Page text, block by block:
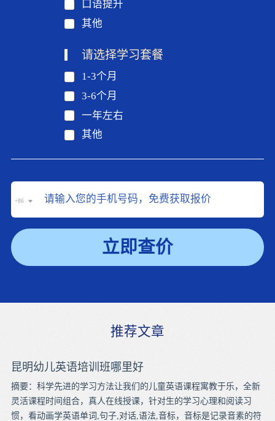
口语提升
其他
请选择学习套餐
1-3个月
3-6个月
一年左右
其他
+86
立即查价
推荐文章
昆明幼儿英语培训班哪里好
摘要：科学先进的学习方法让我们的儿童英语课程寓教于乐，全新
灵活课程时间组合，真人在线授课，针对生的学习心理和阅读习
惯，看动画学英语单词,句子,对话,语法,音标，音标是记录音素的符